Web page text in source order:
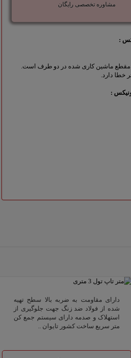
مشاوره تخصصی رایگان
:
مقطع ماشین‌ کاری شده در دو طرف است.
دارای مقاومت به ضربه بالا سطح تهیه
شده از فولاد ضد زنگ جهت جلوگیری از
استهلاک و صدمه دارای سیستم جمع کن
متر سریع ساخت کشور تایوان ..